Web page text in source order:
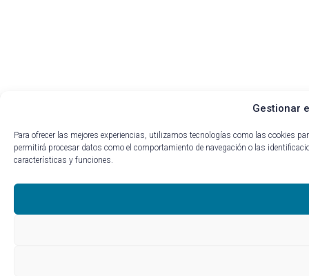
Gestionar
Para ofrecer las mejores experiencias, utilizamos tecnologías como las cookies
permitirá procesar datos como el comportamiento de navegación o las
características y funciones.